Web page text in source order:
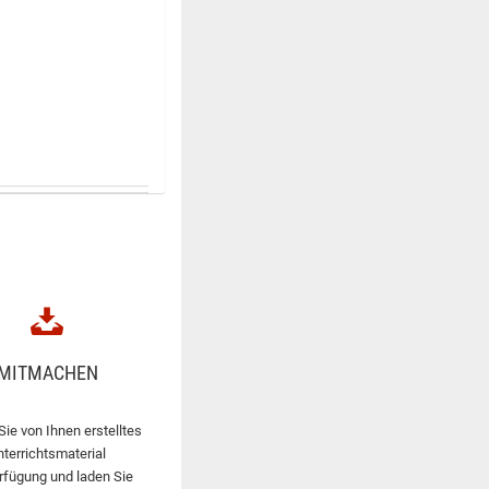
von Ihnen erstelltes
und laden Sie